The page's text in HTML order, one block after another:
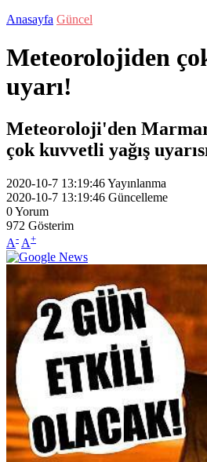
Anasayfa Güncel
Meteorolojiden
uyarı!
Meteoroloji'den
çok kuvvetli yağış
2020-10-7 13:19:46Yayınlanma
2020-10-7 13:19:46 Güncelleme
0Yorum
972 Gösterim
A- A+